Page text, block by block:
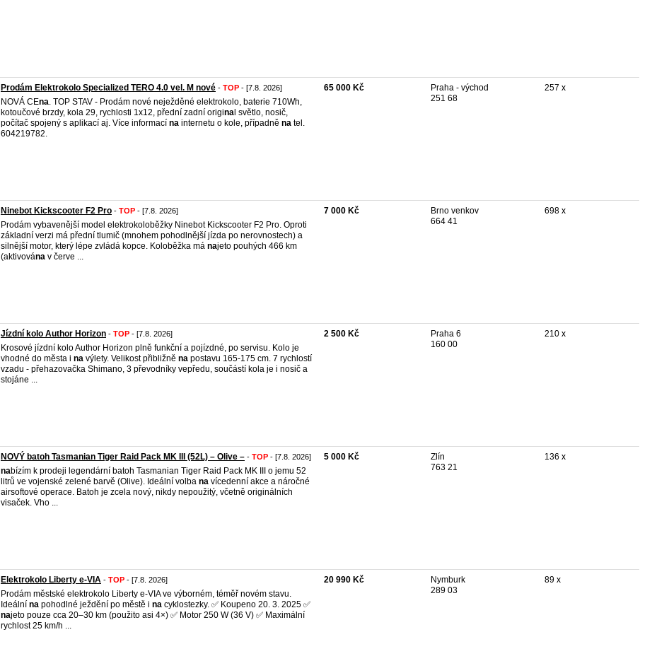
Prodám Elektrokolo Specialized TERO 4.0 vel. M nové - TOP - [7.8. 2026]
NOVÁ CEna. TOP STAV - Prodám nové neježděné elektrokolo, baterie 710Wh,
kotoučové brzdy, kola 29, rychlosti 1x12, přední zadní origina l světlo, nosič,
počítač spojený s aplikací aj. Více informací na internetu o kole, případně na tel.
604219782.
65 000 Kč
Praha - východ
251 68
257 x
Ninebot Kickscooter F2 Pro - TOP - [7.8. 2026]
Prodám vybavenější model elektrokoloběžky Ninebot Kickscooter F2 Pro. Oproti
základní verzi má přední tlumič (mnohem pohodlnější jízda po nerovnostech) a
silnější motor, který lépe zvládá kopce. Koloběžka má najeto pouhých 466 km
(aktivována v červe ...
7 000 Kč
Brno venkov
664 41
698 x
Jízdní kolo Author Horizon - TOP - [7.8. 2026]
Krosové jízdní kolo Author Horizon plně funkční a pojízdné, po servisu. Kolo je
vhodné do města i na výlety. Velikost přibližně na postavu 165-175 cm. 7 rychlostí
vzadu - přehazovačka Shimano, 3 převodníky vepředu, součástí kola je i nosič a
stojáne ...
2 500 Kč
Praha 6
160 00
210 x
NOVÝ batoh Tasmanian Tiger Raid Pack MK III (52L) – Olive – - TOP - [7.8. 2026]
nabízím k prodeji legendární batoh Tasmanian Tiger Raid Pack MK III o jemu 52
litrů ve vojenské zelené barvě (Olive). Ideální volba na vícedenní akce a náročné
airsoftové operace. Batoh je zcela nový, nikdy nepoužitý, včetně originálních
visaček. Vho ...
5 000 Kč
Zlín
763 21
136 x
Elektrokolo Liberty e-VIA - TOP - [7.8. 2026]
Prodám městské elektrokolo Liberty e-VIA ve výborném, téměř novém stavu.
Ideální na pohodlné ježdění po městě i na cyklostezky. ✅ Koupeno 20. 3. 2025 ✅
najeto pouze cca 20–30 km (použito asi 4×) ✅ Motor 250 W (36 V) ✅ Maximální
rychlost 25 km/h ...
20 990 Kč
Nymburk
289 03
89 x